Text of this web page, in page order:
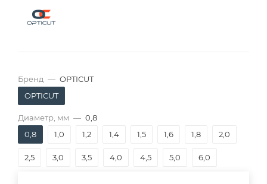
Бренд — OPTICUT
OPTICUT
Диаметр, мм — 0,8
0,8
1,0 1,2 1,4 1,5 1,6 1,8 2,0
2,5 3,0 3,5 4,0 4,5 5,0 6,0